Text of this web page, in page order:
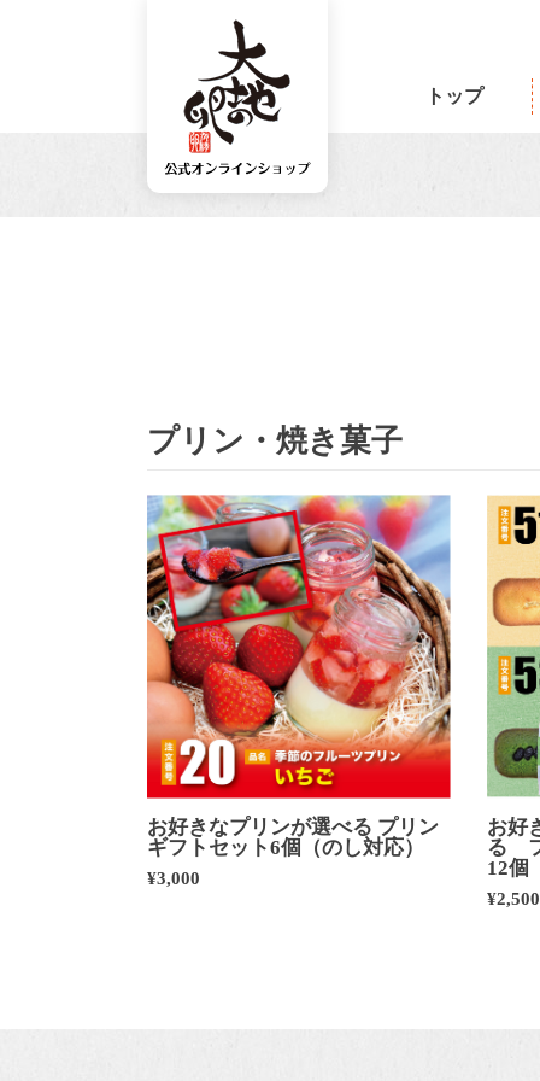
トップ
プリン・焼き菓子
お好きなプリンが選べる プリン
ギフトセット6個（のし対応）
¥3,000
お好
る
12個
¥2,500